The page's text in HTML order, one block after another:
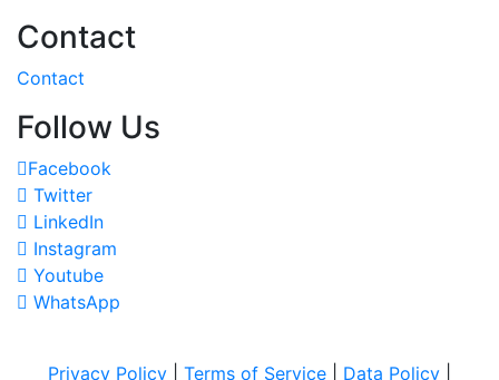
Contact
Contact
Follow Us
Facebook
Twitter
LinkedIn
Instagram
Youtube
WhatsApp
Privacy Policy Terms of Service Data Policy